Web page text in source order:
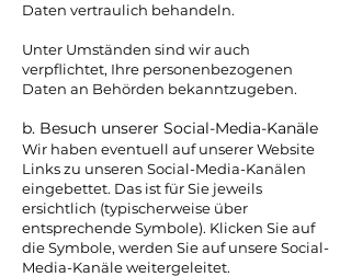
Daten vertraulich behandeln.
Unter Umständen sind wir auch
verpflichtet, Ihre personenbezogenen
Daten an Behörden bekanntzugeben.
b. Besuch unserer Social-Media-Kanäle
Wir haben eventuell auf unserer Website
Links zu unseren Social-Media-Kanälen
eingebettet. Das ist für Sie jeweils
ersichtlich (typischerweise über
entsprechende Symbole). Klicken Sie auf
die Symbole, werden Sie auf unsere Social-
Media-Kanäle weitergeleitet.